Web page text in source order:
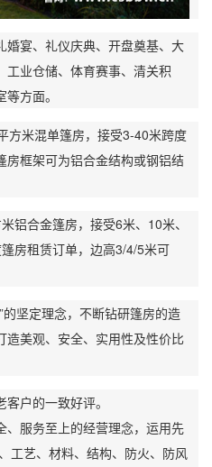
婚宴、礼仪庆典、开盘奠基、大
业仓储、体育赛事、清关积
方面。
方米混单篷房，接受3-40米跨度
房框架可为铝合金结构或钢铝结
铝合金篷房，接受6米、10米、
房租赁订单，边高3/4/5米可
坚定理念，不断钻研篷房的造
造美观、安全、实用性及性价比
户的一致好评。
、服务至上的经营理念，运用先
工艺、材料、结构、防火、防风